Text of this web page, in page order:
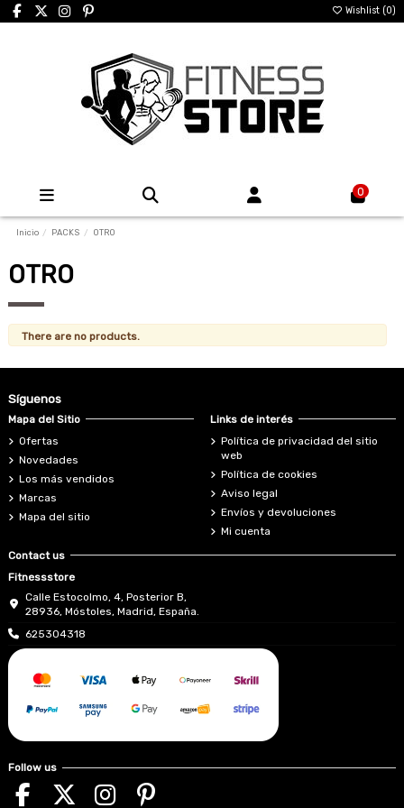
Wishlist (0)
0
Inicio PACKS OTRO
OTRO
There are no products.
Síguenos
Mapa del Sitio
Ofertas
Novedades
Los más vendidos
Marcas
Mapa del sitio
Links de interés
Política de privacidad del sitio
web
Política de cookies
Aviso legal
Envíos y devoluciones
Mi cuenta
Contact us
Fitnessstore
Calle Estocolmo, 4, Posterior B,
28936, Móstoles, Madrid, España.
625304318
Follow us